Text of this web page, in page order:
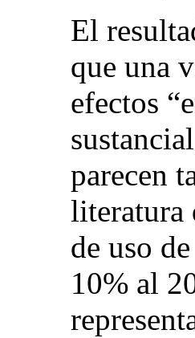
El
que una
efectos
parecen
literatura
de uso
10% al